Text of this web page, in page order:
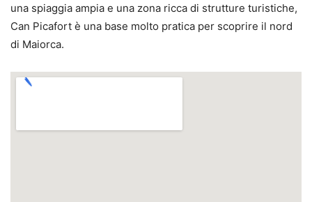
una spiaggia ampia e una zona ricca di strutture turistiche,
Can Picafort è una base molto pratica per scoprire il nord
di Maiorca.